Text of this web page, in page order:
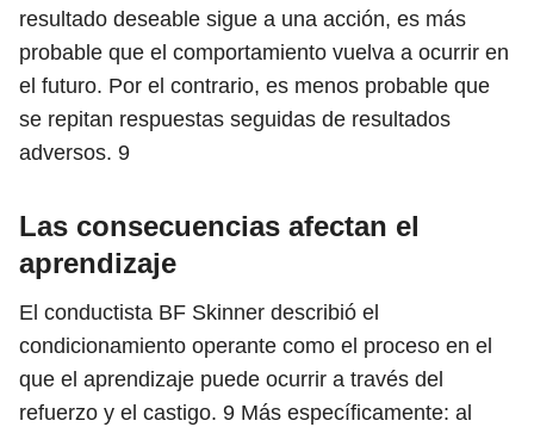
resultado deseable sigue a una acción, es más
probable que el comportamiento vuelva a ocurrir en
el futuro. Por el contrario, es menos probable que
se repitan respuestas seguidas de resultados
adversos. 9
Las consecuencias afectan el
aprendizaje
El conductista BF Skinner describió el
condicionamiento operante como el proceso en el
que el aprendizaje puede ocurrir a través del
refuerzo y el castigo. 9 Más específicamente: al